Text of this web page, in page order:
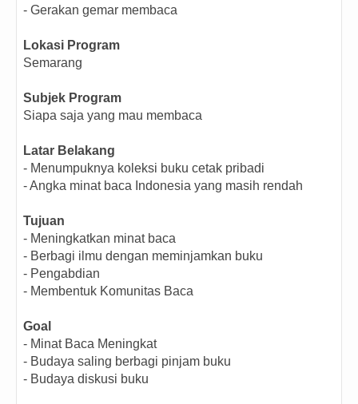
- Gerakan gemar membaca
Lokasi Program
Semarang
Subjek Program
Siapa saja yang mau membaca
Latar Belakang
- Menumpuknya koleksi buku cetak pribadi
- Angka minat baca Indonesia yang masih rendah
Tujuan
- Meningkatkan minat baca
- Berbagi ilmu dengan meminjamkan buku
- Pengabdian
- Membentuk Komunitas Baca
Goal
- Minat Baca Meningkat
- Budaya saling berbagi pinjam buku
- Budaya diskusi buku